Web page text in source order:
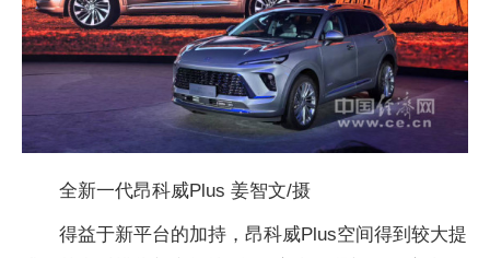
全新一代昂科威Plus 姜智文/摄
得益于新平台的加持，昂科威Plus空间得到较大提